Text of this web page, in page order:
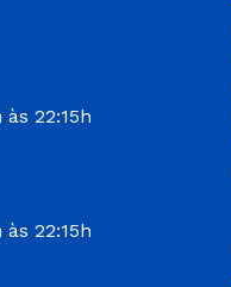
22:15h
22:15h